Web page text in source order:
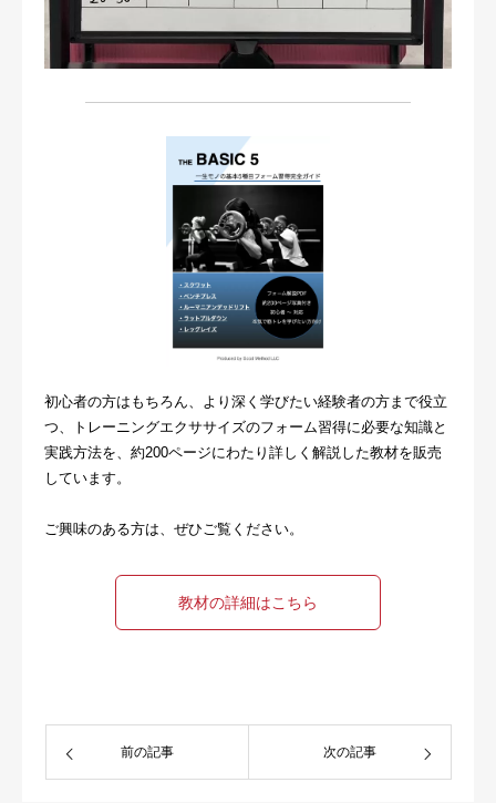
初心者の方はもちろん、より深く学びたい経験者の方まで役立
つ、トレーニングエクササイズのフォーム習得に必要な知識と
実践方法を、約200ページにわたり詳しく解説した教材を販売
しています。
ご興味のある方は、ぜひご覧ください。
教材の詳細はこちら
前の記事 次の記事